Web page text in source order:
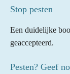
Stop pesten
Een duidelijke
geaccepteerd.
Pesten? Geef